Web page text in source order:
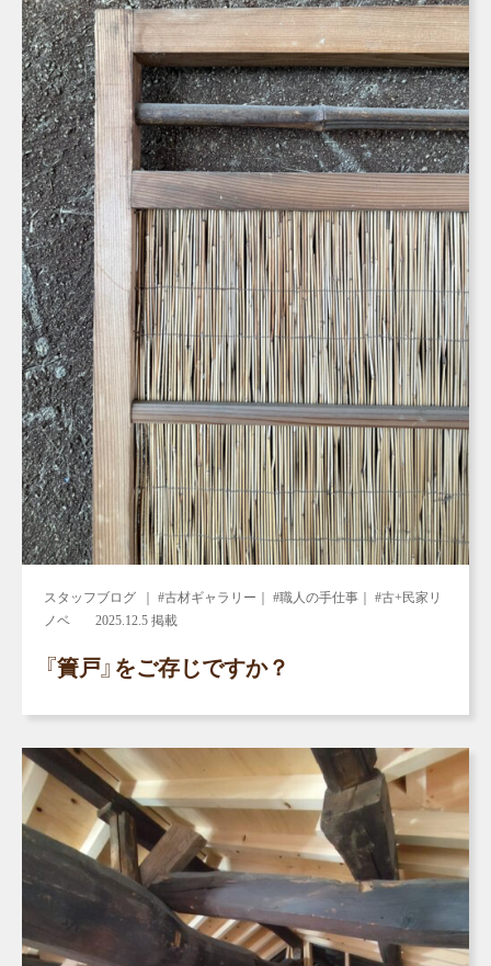
スタッフブログ
｜ #古材ギャラリー｜ #職人の手仕事｜ #古+民家リ
ノベ
2025.12.5 掲載
『簀戸』をご存じですか？